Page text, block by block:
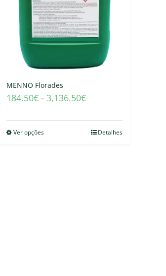
MENNO Florades
184.50€–3,136.50€
Ver opções Detalhes